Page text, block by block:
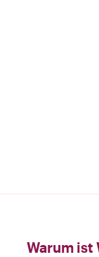
Warum